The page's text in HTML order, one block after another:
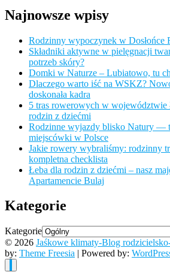
Najnowsze wpisy
Rodzinny wypoczynek w Dosłońce
Składniki aktywne w pielęgnacji
potrzeb skóry?
Domki w Naturze – Lubiatowo, tu
Dlaczego warto iść na WSKZ?
doskonała kadra
5 tras rowerowych w województwie
rodzin z dziećmi
Rodzinne wyjazdy blisko Natury —
miejscówki w Polsce
Jakie rowery wybraliśmy: rodzinny
kompletna checklista
Łeba dla rodzin z dziećmi – nasz
Apartamencie Bulaj
Kategorie
Kategorie
© 2026 Jaśkowe klimaty-Blog
by: Theme Freesia | Powered by: